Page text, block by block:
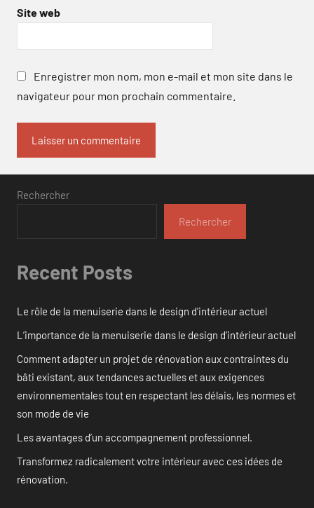
Site web
Enregistrer mon nom, mon e-mail et mon site dans le
navigateur pour mon prochain commentaire.
Rechercher
Rechercher
Recent Posts
Le rôle de la menuiserie dans le design d’intérieur actuel
L’importance de la menuiserie dans le design d’intérieur actuel
Comment adapter un projet de rénovation aux contraintes du
bâti existant, aux tendances actuelles et aux exigences
environnementales tout en respectant les délais, les normes et
son mode de vie
Les avantages d’un accompagnement professionnel.
Transformez radicalement votre intérieur avec ces idées de
rénovation.